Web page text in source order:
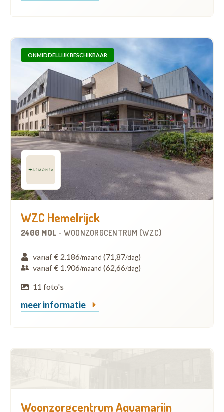
ONMIDDELLIJK BESCHIKBAAR
WZC Hemelrijck
2400 MOL - WOONZORGCENTRUM (WZC)
vanaf € 2.186/maand (71,87/dag)
vanaf € 1.906/maand (62,66/dag)
11 foto's
meer informatie
Woonzorgcentrum Aquamarijn